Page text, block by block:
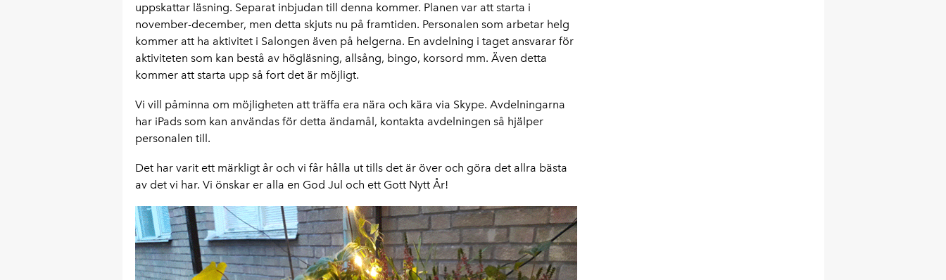
uppskattar läsning. Separat inbjudan till denna kommer. Planen var att starta i
november-december, men detta skjuts nu på framtiden. Personalen som arbetar helg
kommer att ha aktivitet i Salongen även på helgerna. En avdelning i taget ansvarar för
aktiviteten som kan bestå av högläsning, allsång, bingo, korsord mm. Även detta
kommer att starta upp så fort det är möjligt.
Vi vill påminna om möjligheten att träffa era nära och kära via Skype. Avdelningarna
har iPads som kan användas för detta ändamål, kontakta avdelningen så hjälper
personalen till.
Det har varit ett märkligt år och vi får hålla ut tills det är över och göra det allra bästa
av det vi har. Vi önskar er alla en God Jul och ett Gott Nytt År!